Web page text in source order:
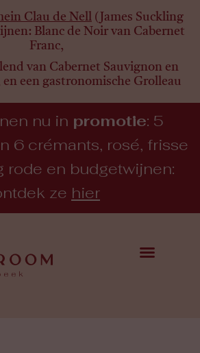
Clau de Nell (James Suckling
Blanc de Noir van Cabernet
Franc,
van Cabernet Sauvignon en
en een gastronomische Grolleau
nu in promotie: 5
6 crémants, rosé, frisse
rode en budgetwijnen:
ze hier